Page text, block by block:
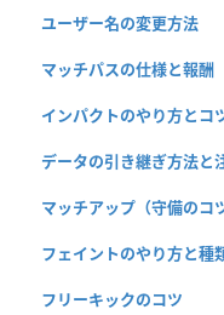
ユーザー名の変更方法
マッチパスの仕様と報酬
インパクトのやり方とコ
データの引き継ぎ方法と
マッチアップ（守備のコ
フェイントのやり方と種
フリーキックのコツ